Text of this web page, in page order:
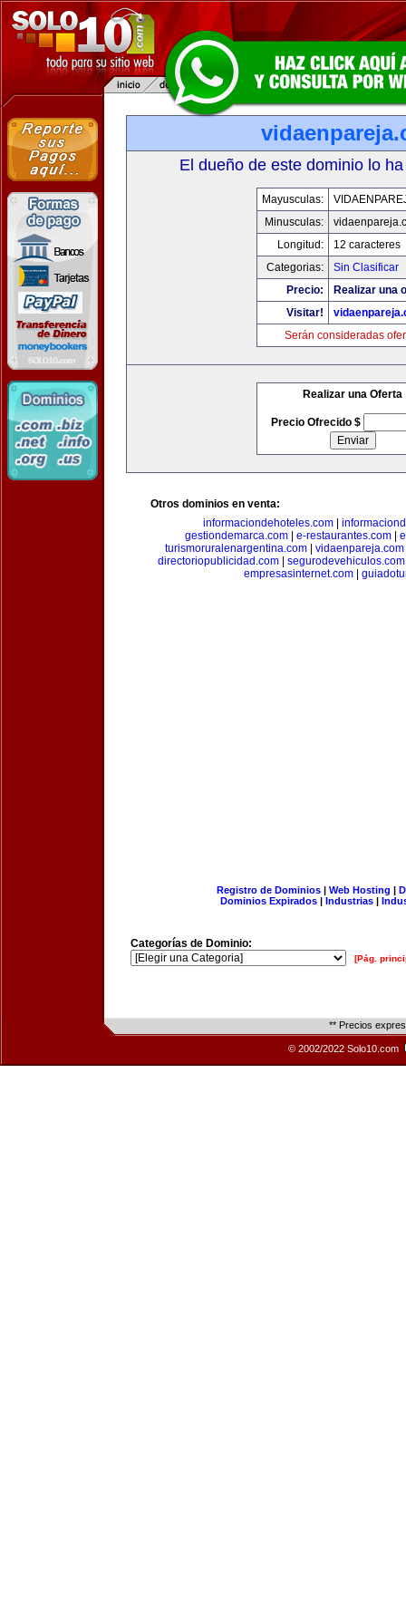
El dueño de este dominio lo
Mayusculas:
Minusculas:
Longitud:
12 caracteres
Categorias:
Sin Clasificar
Precio:
Realizar una
Visitar!
Serán consideradas
Realizar una Oferta
Precio Ofrecido $
Otros dominios en venta:
informaciondehoteles.com|
gestiondemarca.com| e-restaurantes.com|
turismoruralenargentina.com| vidaenpareja.com
directoriopublicidad.com
segurodevehiculos.com
empresasinternet.com
Registro de Dominios| Web Hosting |
Dominios Expirados | Industrias |
Categorías de Dominio:
[Pág.
** Precios
© 2002/2022 Solo10.com